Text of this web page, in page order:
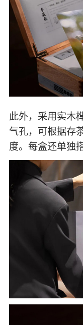
芽叶硕大，花蜜
12泡以后焖煮，
滋味，深度诠释
此外，采用实木
气孔，可根据
度。每盒还单